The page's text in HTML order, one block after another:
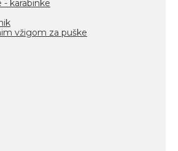
- karabinke
vžigom za puške